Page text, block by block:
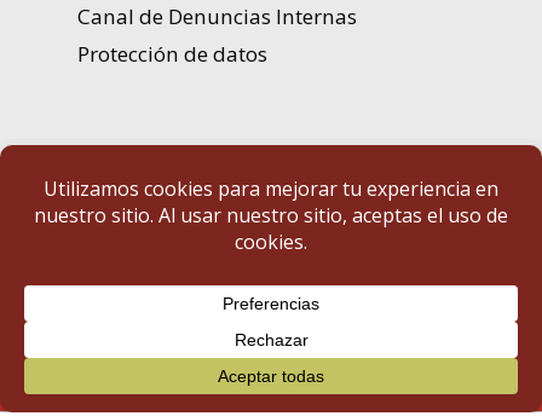
Canal de Denuncias Internas
Protección de datos
Portal de Transparencia | Diputación de Badajoz